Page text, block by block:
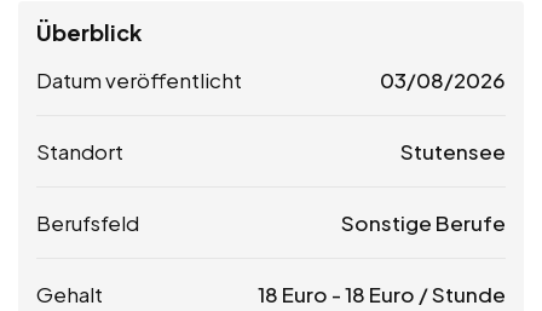
Überblick
Datum veröffentlicht 03/08/2026
Standort Stutensee
Berufsfeld Sonstige Berufe
Gehalt 18 Euro -18 Euro / Stunde